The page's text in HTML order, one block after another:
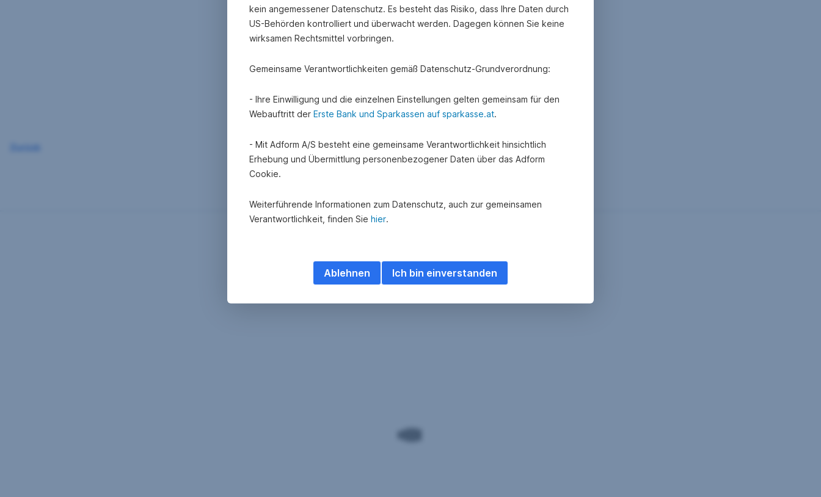
kein angemessener Datenschutz. Es besteht das Risiko, dass Ihre Daten durch
US-Behörden kontrolliert und überwacht werden. Dagegen können Sie keine
wirksamen Rechtsmittel vorbringen.
Gemeinsame Verantwortlichkeiten gemäß Datenschutz-Grundverordnung:
- Ihre Einwilligung und die einzelnen Einstellungen gelten gemeinsam für den
Webauftritt der Erste Bank und Sparkassen auf sparkasse.at.
- Mit Adform A/S besteht eine gemeinsame Verantwortlichkeit hinsichtlich
Erhebung und Übermittlung personenbezogener Daten über das Adform
Cookie.
Weiterführende Informationen zum Datenschutz, auch zur gemeinsamen
Verantwortlichkeit, finden Sie hier.
Ich bin einverstanden
Ablehnen